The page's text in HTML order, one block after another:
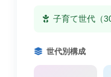
子育て世代（
世代別構成